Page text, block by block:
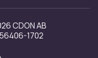
CDON AB
1702